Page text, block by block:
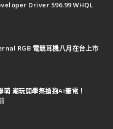
Driver 596.99 WHQL
RGB 電競耳機八月在台上市
潮玩開學祭搶抱AI筆電！